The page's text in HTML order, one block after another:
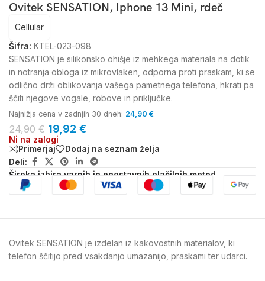
Ovitek SENSATION, Iphone 13 Mini, rdeč
Cellular
Šifra: KTEL-023-098
SENSATION je silikonsko ohišje iz mehkega materiala na dotik
in notranja obloga iz mikrovlaken, odporna proti praskam, ki se
odlično drži oblikovanja vašega pametnega telefona, hkrati pa
ščiti njegove vogale, robove in priključke.
Najnižja cena v zadnjih 30 dneh: 24,90 €
24,90€ 19,92 €
Ni na zalogi
Primerjaj
Dodaj na seznam želja
Deli:
Široka izbira varnih in enostavnih plačilnih metod
Ovitek SENSATION je izdelan iz kakovostnih materialov, ki
telefon ščitijo pred vsakdanjo umazanijo, praskami ter udarci.